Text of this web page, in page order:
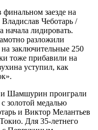
заезде на
Чеботарь /
начала лидировать.
разложили
заключительные 250
тоже прибавили на
уступил, как
Шамшурин проиграли
золотой медалью
и Виктор Мелантьев
Для 35-летнего